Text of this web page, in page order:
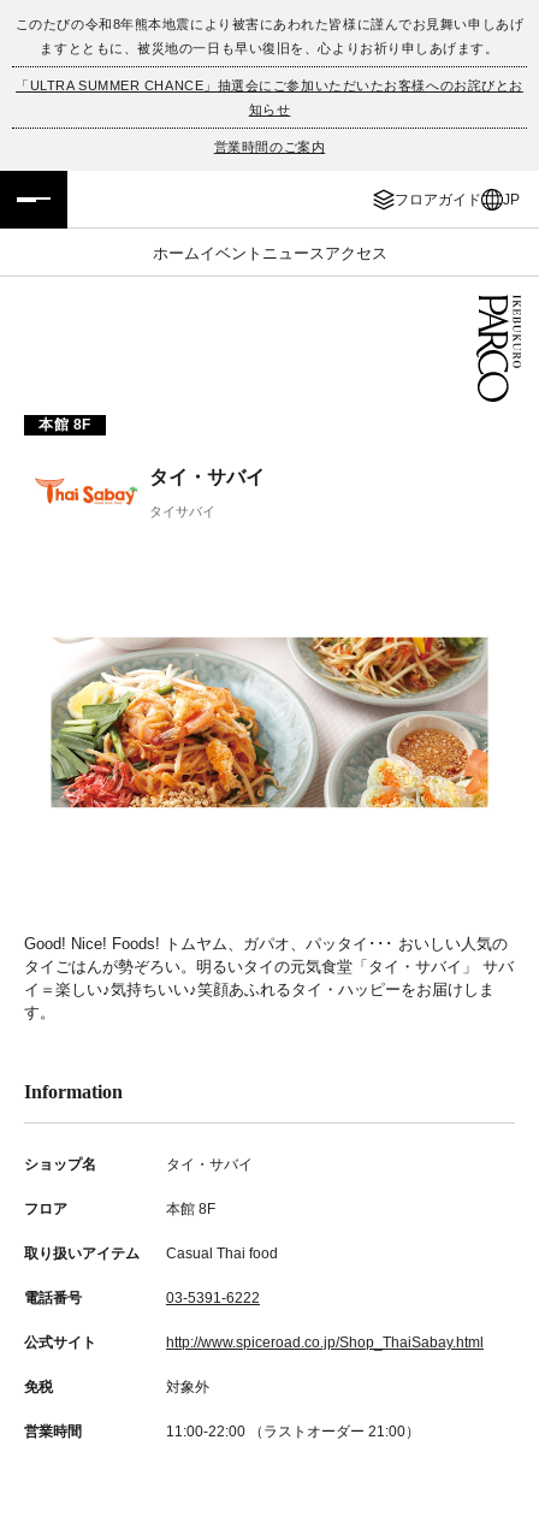
このたびの令和8年熊本地震により被害にあわれた皆様に謹んでお見舞い申しあげ
ますとともに、被災地の一日も早い復旧を、心よりお祈り申しあげます。
「ULTRA SUMMER CHANCE」抽選会にご参加いただいたお客様へのお詫びとお
知らせ
営業時間のご案内
フロアガイド JP
ホームイベント ニュース アクセス
フロアガイド
施設案内・アクセス
ENGLISH
繁体字
本館 8F
タイ・サバイ
タイサバイ
Good! Nice! Foods! トムヤム、ガパオ、パッタイ･･･ おいしい人気の
タイごはんが勢ぞろい。明るいタイの元気食堂「タイ・サバイ」 サバ
イ＝楽しい♪気持ちいい♪笑顔あふれるタイ・ハッピーをお届けしま
す。
Information
ショップ名 タイ・サバイ
フロア 本館 8F
取り扱いアイテム Casual Thai food
電話番号 03-5391-6222
公式サイト http://www.spiceroad.co.jp/Shop_ThaiSabay.html
免税 対象外
営業時間 11:00‐22:00 （ラストオーダー 21:00）